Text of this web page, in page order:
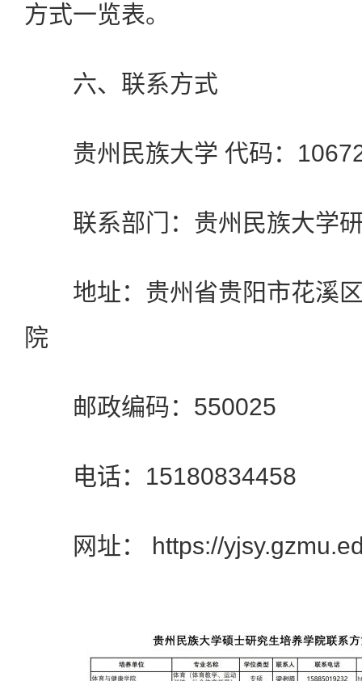
方式一览表。
六、联系方式
贵州民族大学 代码：
联系部门：贵州民族大学
地址：贵州省贵阳市花溪
院
邮政编码： 550025
电话： 15180834458
网址： https://